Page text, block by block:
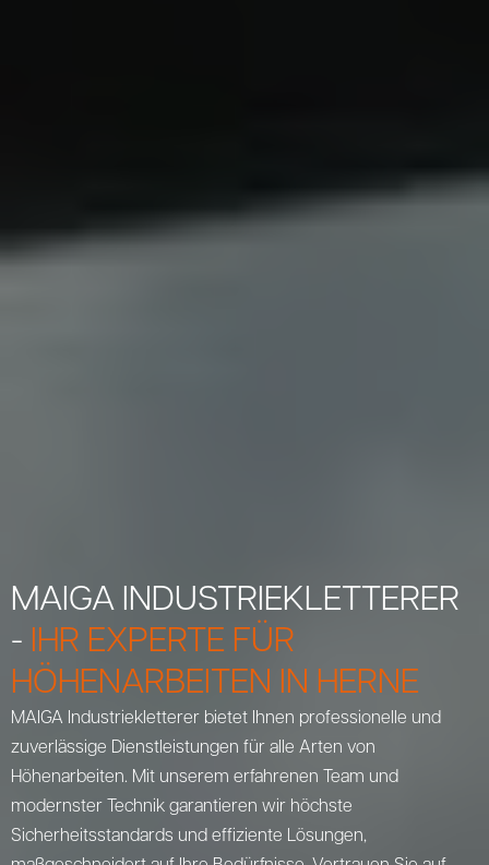
MAIGA INDUSTRIEKLETTERER
- IHR EXPERTE FÜR
HÖHENARBEITEN IN HERNE
MAIGA Industriekletterer bietet Ihnen professionelle und
zuverlässige Dienstleistungen für alle Arten von
Höhenarbeiten. Mit unserem erfahrenen Team und
modernster Technik garantieren wir höchste
Sicherheitsstandards und effiziente Lösungen,